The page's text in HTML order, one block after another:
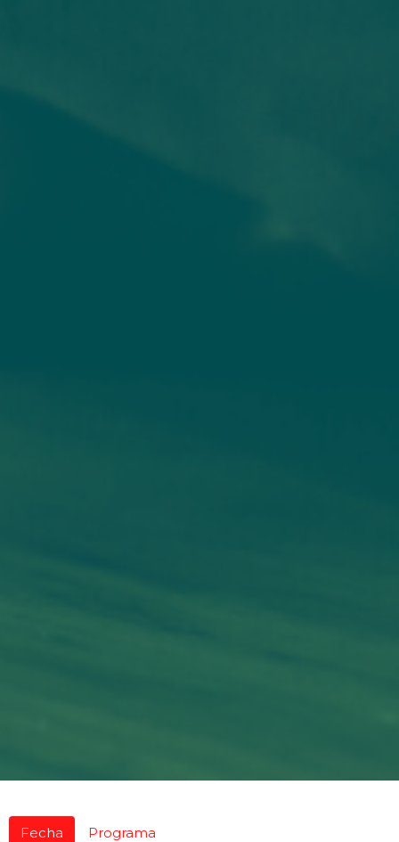
Fecha Programa